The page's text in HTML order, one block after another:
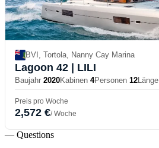
BVI, Tortola, Nanny Cay Marina
Lagoon 42 | LILI
Baujahr 2020Kabinen 4Personen 12Länge
Preis pro Woche
2,572 €/ Woche
— Questions